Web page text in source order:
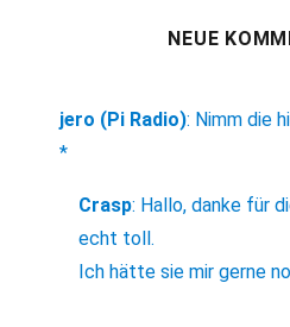
NEUE
jero (Pi Radio): Nimm die
*
Crasp: Hallo, danke für
echt toll.
Ich hätte sie mir gerne